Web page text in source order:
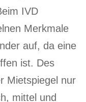
IVD
Merkmale
auf, da eine
ist. Des
Mietspiegel nur
mittel und